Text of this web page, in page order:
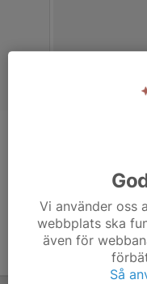
Vi använder oss
webbplats ska
även för
Så